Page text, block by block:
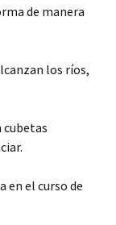
de manera
los ríos,
cubetas
en el curso de